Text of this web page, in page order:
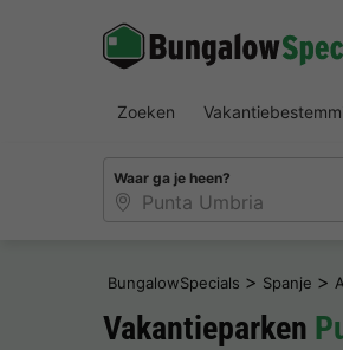
Zoeken
Waar ga je heen?
BungalowSpecials > Spanje >
Vakantieparken